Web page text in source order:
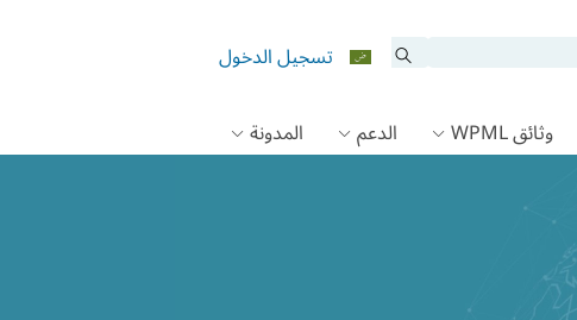
تسجيل الدخول
وثائق WPML الدعم المدونة